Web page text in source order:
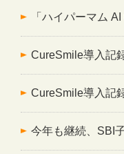
「ハイパーマム
CureSmile導入記
CureSmile導入記
今年も継続、SBI